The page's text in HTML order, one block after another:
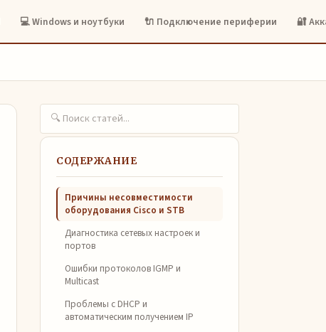
💻 Windows и ноутбуки 🔌 Подключение периферии 🔐
СОДЕРЖАНИЕ
Причины несовместимости
оборудования Cisco и STB
Диагностика сетевых настроек и
портов
Ошибки протоколов IGMP и
Multicast
Проблемы с DHCP и
автоматическим получением IP